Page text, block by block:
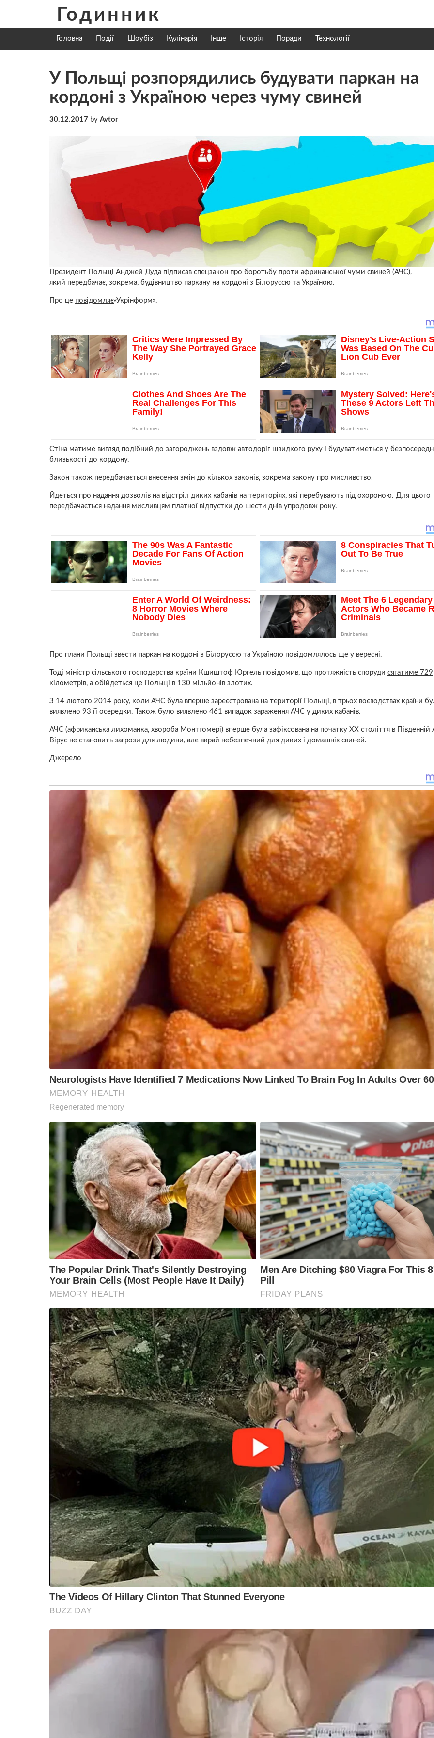
content
Годинник
Головна Події Шоубіз Кулінарія Інше Історія Поради Технології
У Польщі розпорядились будувати паркан на
кордоні з Україною через чуму свиней
30.12.2017 by Avtor
Президент Польщі Анджей Дуда підписав спецзакон про боротьбу проти африканської чуми свиней (АЧС),
який передбачає, зокрема, будівництво паркану на кордоні з Білоруссю та Україною.
Про це повідомляє«Укрінформ».
Стіна матиме вигляд подібний до загороджень вздовж автодоріг швидкого руху і будуватиметься у
близькості до кордону.
Закон також передбачається внесення змін до кількох законів, зокрема закону про мисливство.
Йдеться про надання дозволів на відстріл диких кабанів на територіях, які перебувають під охороною. Для цього
передбачається надання мисливцям платної відпустки до шести днів упродовж року.
Про плани Польщі звести паркан на кордоні з Білоруссю та Україною повідомлялось ще у вересні.
Тоді міністр сільського господарства країни Кшиштоф Юргель повідомив, що протяжність споруди сягатиме 729
кілометрів, а обійдеться це Польщі в 130 мільйонів злотих.
З 14 лютого 2014 року, коли АЧС була вперше зареєстрована на території Польщі, в трьох воєводствах країни
виявлено 93 її осередки. Також було виявлено 461 випадок зараження АЧС у диких кабанів.
АЧС (африканська лихоманка, хвороба Монтгомері) вперше була зафіксована на початку XX століття в Південній
Вірус не становить загрози для людини, але вкрай небезпечний для диких і домашніх свиней.
Джерело